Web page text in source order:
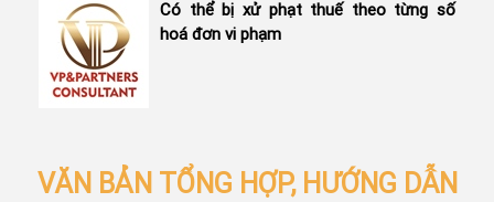
Có thể bị xử phạt thuế theo từng số
hoá đơn vi phạm
VĂN BẢN TỔNG HỢP, HƯỚNG DẪN